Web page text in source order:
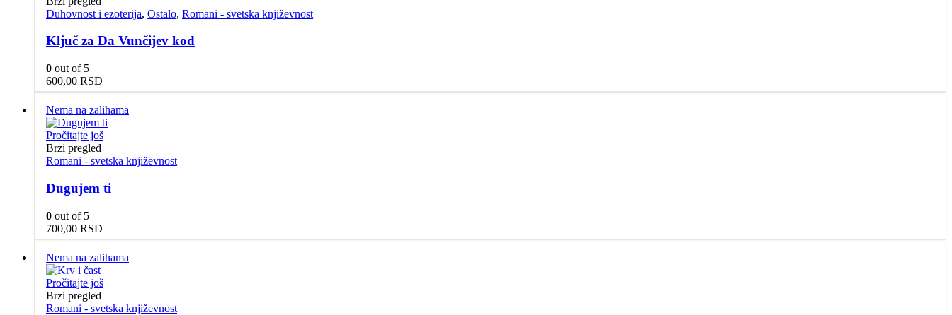
Duhovnost i ezoterija, Ostalo, Romani - svetska književnost
Ključ za Da Vunčijev kod
0 out of 5
600,00 RSD
Nema na zalihama
Pročitajte još
Brzi pregled
Romani - svetska književnost
Dugujem ti
0 out of 5
700,00 RSD
Nema na zalihama
Pročitajte još
Brzi pregled
Romani - svetska književnost